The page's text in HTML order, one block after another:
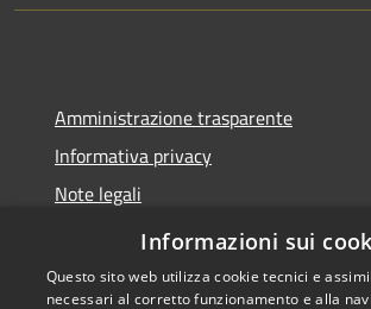
Amministrazione trasparente
Informativa privacy
Note legali
Dichiarazione di accessibilità
Informazioni sui
Questo sito web utilizza cookie tecnici e
necessari al corretto funzionamento e alla